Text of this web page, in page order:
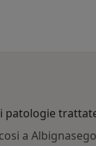
patologie
a Albignasego